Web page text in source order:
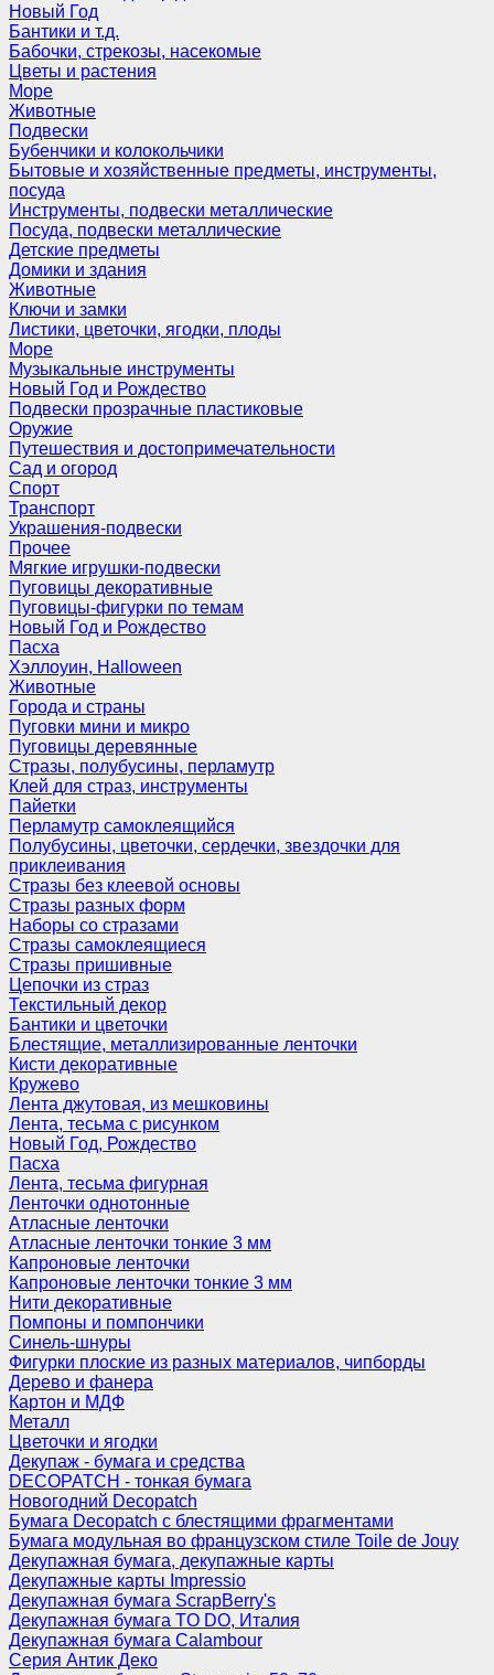
Новый Год
Бантики и т.д.
Бабочки, стрекозы, насекомые
Цветы и растения
Море
Животные
Подвески
Бубенчики и колокольчики
Бытовые и хозяйственные предметы, инструменты,
посуда
Инструменты, подвески металлические
Посуда, подвески металлические
Детские предметы
Домики и здания
Животные
Ключи и замки
Листики, цветочки, ягодки, плоды
Море
Музыкальные инструменты
Новый Год и Рождество
Подвески прозрачные пластиковые
Оружие
Путешествия и достопримечательности
Сад и огород
Спорт
Транспорт
Украшения-подвески
Прочее
Мягкие игрушки-подвески
Пуговицы декоративные
Пуговицы-фигурки по темам
Новый Год и Рождество
Пасха
Хэллоуин, Halloween
Животные
Города и страны
Пуговки мини и микро
Пуговицы деревянные
Стразы, полубусины, перламутр
Клей для страз, инструменты
Пайетки
Перламутр самоклеящийся
Полубусины, цветочки, сердечки, звездочки для
приклеивания
Стразы без клеевой основы
Стразы разных форм
Наборы со стразами
Стразы самоклеящиеся
Стразы пришивные
Цепочки из страз
Текстильный декор
Бантики и цветочки
Блестящие, металлизированные ленточки
Кисти декоративные
Кружево
Лента джутовая, из мешковины
Лента, тесьма с рисунком
Новый Год, Рождество
Пасха
Лента, тесьма фигурная
Ленточки однотонные
Атласные ленточки
Атласные ленточки тонкие 3 мм
Капроновые ленточки
Капроновые ленточки тонкие 3 мм
Нити декоративные
Помпоны и помпончики
Синель-шнуры
Фигурки плоские из разных материалов, чипборды
Дерево и фанера
Картон и МДФ
Металл
Цветочки и ягодки
Декупаж - бумага и средства
DECOPATCH - тонкая бумага
Новогодний Decopatch
Бумага Decopatch с блестящими фрагментами
Бумага модульная во французском стиле Toile de Jouy
Декупажная бумага, декупажные карты
Декупажные карты Impressio
Декупажная бумага ScrapBerry's
Декупажная бумага TO DO, Италия
Декупажная бумага Calambour
Серия Антик Деко